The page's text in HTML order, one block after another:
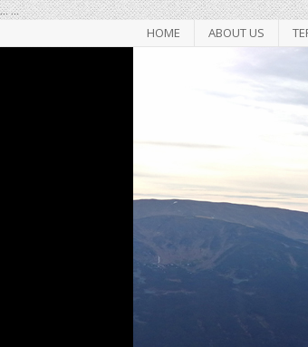
......
HOME ABOUT US